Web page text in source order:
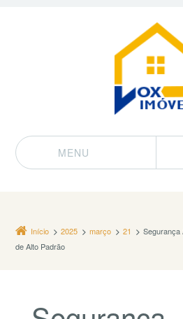
MENU
Início 2025 março 21
Segurança
de Alto Padrão